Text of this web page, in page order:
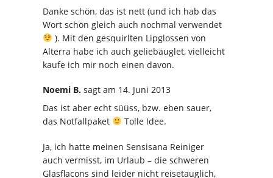
Danke schön, das ist nett (und ich hab das
Wort schön gleich auch nochmal verwendet
). Mit den gesquirlten Lipglossen von
Alterra habe ich auch geliebäuglet, vielleicht
kaufe ich mir noch einen davon.
Noemi B. sagt am 14. Juni 2013
Das ist aber echt süüss, bzw. eben sauer,
das Notfallpaket
Tolle Idee.
Ja, ich hatte meinen Sensisana Reiniger
auch vermisst, im Urlaub – die schweren
Glasflacons sind leider nicht reisetauglich,